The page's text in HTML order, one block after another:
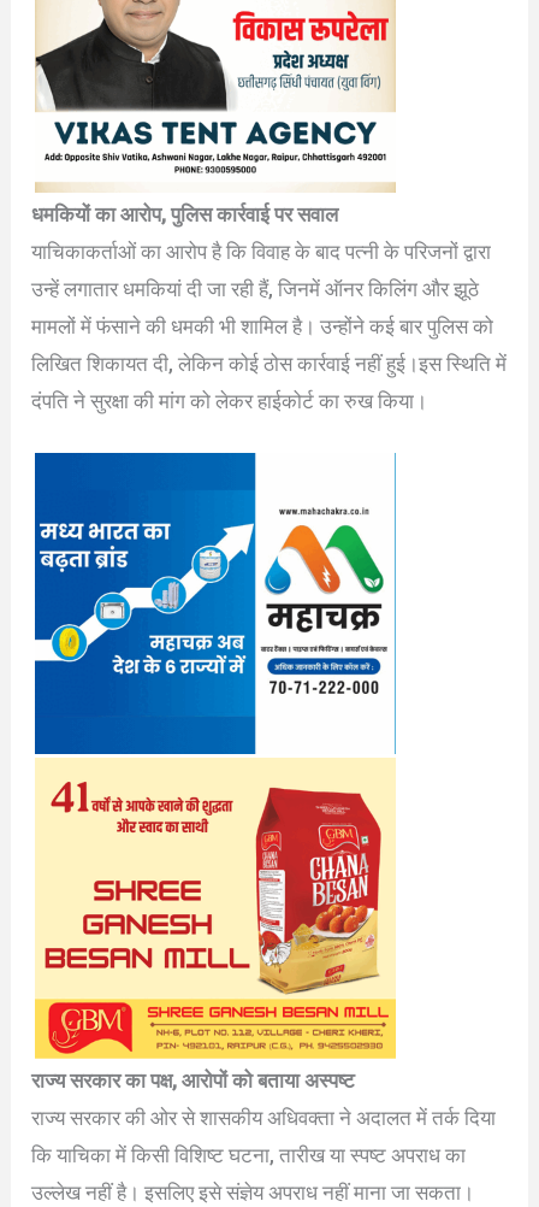
धमकियों का आरोप, पुलिस कार्रवाई पर सवाल
याचिकाकर्ताओं का आरोप है कि विवाह के बाद पत्नी के परिजनों द्वारा
उन्हें लगातार धमकियां दी जा रही हैं, जिनमें ऑनर किलिंग और झूठे
मामलों में फंसाने की धमकी भी शामिल है। उन्होंने कई बार पुलिस को
लिखित शिकायत दी, लेकिन कोई ठोस कार्रवाई नहीं हुई।इस स्थिति में
दंपति ने सुरक्षा की मांग को लेकर हाईकोर्ट का रुख किया।
राज्य सरकार का पक्ष, आरोपों को बताया अस्पष्ट
राज्य सरकार की ओर से शासकीय अधिवक्ता ने अदालत में तर्क दिया
कि याचिका में किसी विशिष्ट घटना, तारीख या स्पष्ट अपराध का
उल्लेख नहीं है। इसलिए इसे संज्ञेय अपराध नहीं माना जा सकता।